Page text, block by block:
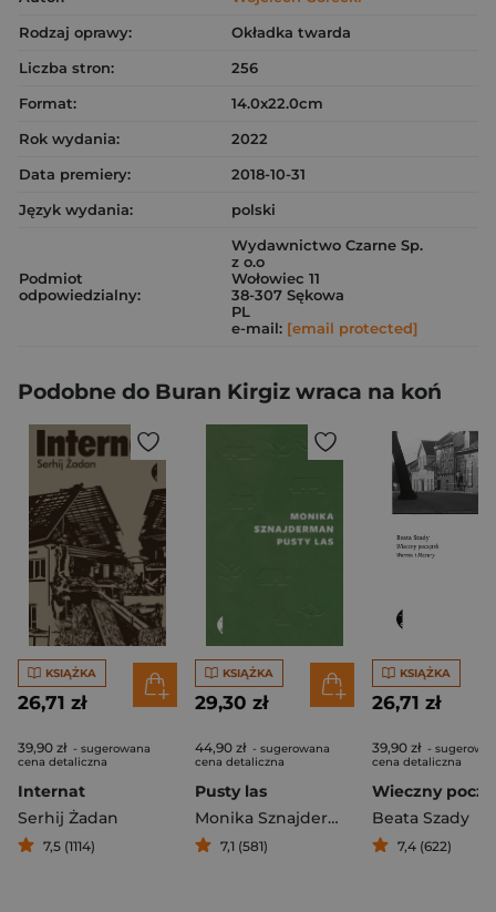
Rodzaj oprawy:
Okładka twarda
Liczba stron:
256
Format:
14.0x22.0cm
Rok wydania:
2022
Data premiery:
2018-10-31
Język wydania:
polski
Podmiot
odpowiedzialny:
Wydawnictwo Czarne Sp.
z o.o
Wołowiec 11
38-307 Sękowa
PL
e-mail: [email protected]
Podobne do Buran Kirgiz wraca na koń
KSIĄŻKA
26,71 zł
39,90 zł - sugerowana
cena detaliczna
Internat
Serhij Żadan
7,5 (1114)
KSIĄŻKA
29,30 zł
44,90 zł - sugerowana
cena detaliczna
Pusty las
Monika Sznajderman
7,1 (581)
KSIĄŻKA
26,71 zł
39,90 zł -
cena detaliczna
Beata Szady
7,4 (622)